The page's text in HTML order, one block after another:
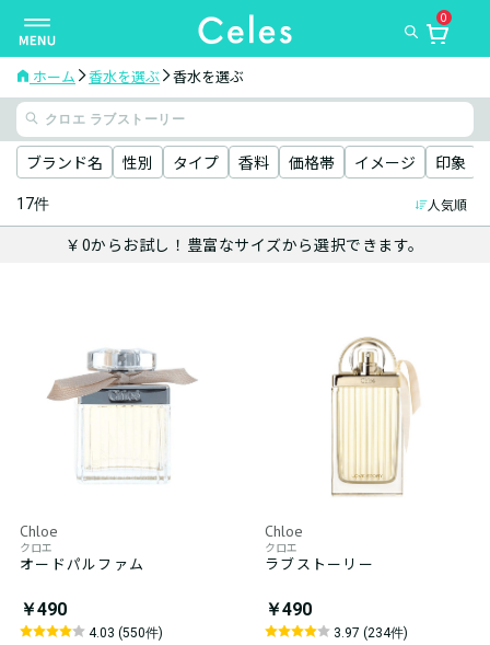
ナ
ビ
ゲ
ー
シ
ョ
ン
を
0
ホーム 香水を選ぶ 香水を選ぶ
ブランド名 性別 タイプ 香料 価格帯 イメージ 印象
17件 人気順
￥0からお試し！豊富なサイズから選択できます。
Chloe
クロエ
オードパルファム
￥490
4.03 (550件)
Chloe
クロエ
ラブストーリー
￥490
3.97 (234件)